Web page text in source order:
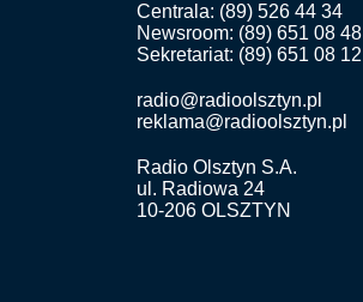
Centrala: (89) 526 44 34
Newsroom: (89) 651 08 48
Sekretariat: (89) 651 08 12
radio@radioolsztyn.pl
reklama@radioolsztyn.pl
Radio Olsztyn S.A.
ul. Radiowa 24
10-206 OLSZTYN